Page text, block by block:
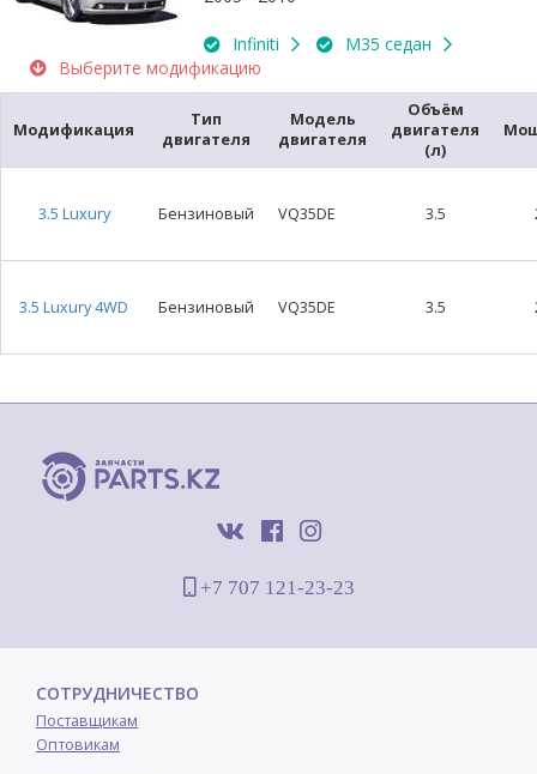
Infiniti
M35 седан
Выберите модификацию
Модификация
Тип
двигателя
Модель
двигателя
Объём
двигателя
(л)
3.5 Luxury Бензиновый VQ35DE 3.5
3.5 Luxury 4WD Бензиновый VQ35DE 3.5
+7 707 121-23-23
СОТРУДНИЧЕСТВО
Поставщикам
Оптовикам